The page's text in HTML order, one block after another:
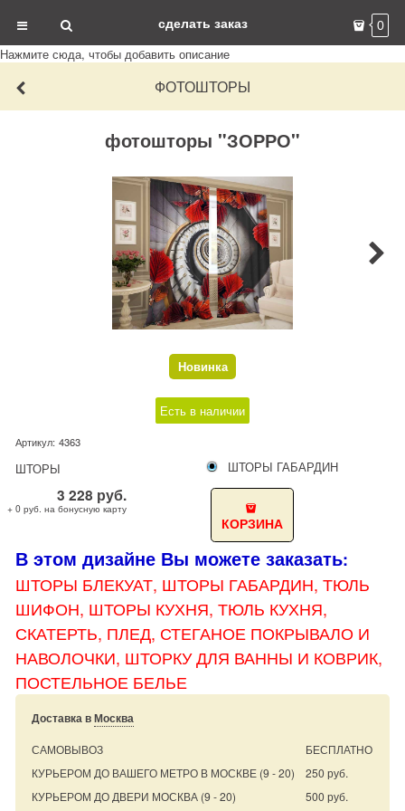
сделать заказ 0
Нажмите сюда, чтобы добавить описание
ФОТОШТОРЫ
фотошторы "ЗОРРО"
Новинка
Есть в наличии
Артикул: 4363
ШТОРЫ ШТОРЫ ГАБАРДИН
3 228 руб.
+ 0 руб. на бонусную карту
КОРЗИНА
В этом дизайне Вы можете заказать:
ШТОРЫ БЛЕКУАТ, ШТОРЫ ГАБАРДИН, ТЮЛЬ
ШИФОН, ШТОРЫ КУХНЯ, ТЮЛЬ КУХНЯ,
СКАТЕРТЬ, ПЛЕД, СТЕГАНОЕ ПОКРЫВАЛО И
НАВОЛОЧКИ, ШТОРКУ ДЛЯ ВАННЫ И КОВРИК,
ПОСТЕЛЬНОЕ БЕЛЬЕ
Доставка вМосква
САМОВЫВОЗ
БЕСПЛАТНО
КУРЬЕРОМ ДО ВАШЕГО МЕТРО В МОСКВЕ (9 - 20)
250 руб.
КУРЬЕРОМ ДО ДВЕРИ МОСКВА (9 - 20) 500 руб.